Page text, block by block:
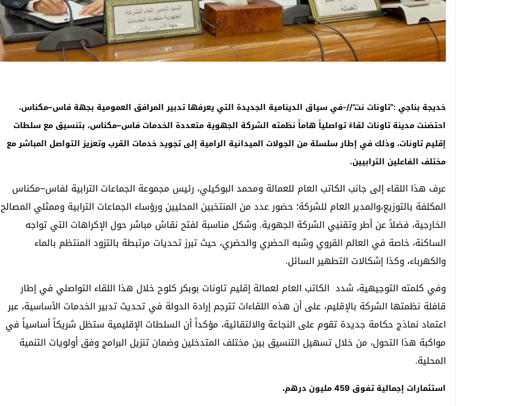
خديجة بناجي :”تاونات نت”//-في سياق الدينامية الجديدة التي يعرفها تدبير المرافق العمومية بجهة فاس–مكناس،
احتضنت مدينة تاونات لقاءً تواصلياً هاماً نظمته الشركة الجهوية متعددة الخدمات فاس–مكناس، بتنسيق مع سلطات
إقليم تاونات، وذلك في إطار سلسلة من الجولات الميدانية الرامية إلى تجويد خدمات القرب وتعزيز التواصل المباشر مع
مختلف الفاعلين الترابيين.
عرف هذا اللقاء إلى جانب الكاتب العام للعمالة ومحمد البوكيلي، رئيس مجموعة الجماعات الترابية لفاس–مكناس
المكلفة بالتوزيع،والمدير العام للشركة؛ حضور عدد من المنتخبين المحليين ورؤساء الجماعات الترابية وممثلي المصالح
الخارجية، فضلاً عن أطر وتقنيي الشركة الجهوية. وشكل مناسبة لفتح نقاش مباشر حول الإكراهات التي تواجه
الساكنة، خاصة في العالم القروي وشبه الحضري والحضري، حيث تبرز تحديات مرتبطة بالتزود المنتظم بالماء
والكهرباء، وكذا إشكالات التطهير السائل.
وفي كلمته التوجيهية، شدد الكاتب العام لعمالة إقليم تاونات بوبكر كلوح خلال هذا اللقاء التواصلي في إطار
قافلة نظمتها الشركة بالإقليم، على أن هذه اللقاءات تترجم إرادة الدولة في تحديث تدبير الخدمات الأساسية، عبر
اعتماد نماذج حكامة جديدة تقوم على النجاعة والالتقائية، مؤكداً أن السلطات الإقليمية ستظل شريكاً أساسياً في
مواكبة هذا التحول، من خلال تسهيل التنسيق بين مختلف المتدخلين وضمان تنزيل البرامج وفق أولويات التنمية
المحلية.
استثمارات إجمالية تفوق 459 مليون درهم،